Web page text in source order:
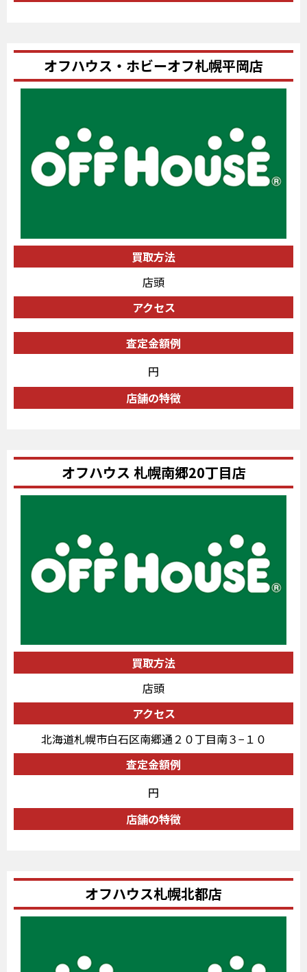
オフハウス・ホビーオフ札幌平岡店
買取方法
店頭
アクセス
査定金額例
円
店舗の特徴
オフハウス 札幌南郷20丁目店
買取方法
店頭
アクセス
北海道札幌市白石区南郷通２０丁目南３−１０
査定金額例
円
店舗の特徴
オフハウス札幌北都店